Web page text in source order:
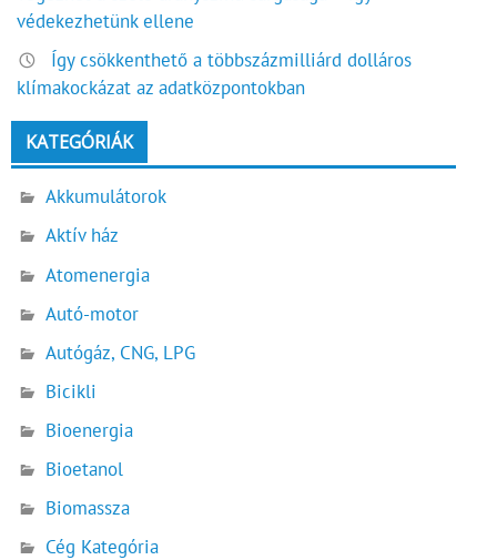
védekezhetünk ellene
Így csökkenthető a többszázmilliárd dolláros
klímakockázat az adatközpontokban
KATEGÓRIÁK
Akkumulátorok
Aktív ház
Atomenergia
Autó-motor
Autógáz, CNG, LPG
Bicikli
Bioenergia
Bioetanol
Biomassza
Cég Kategória